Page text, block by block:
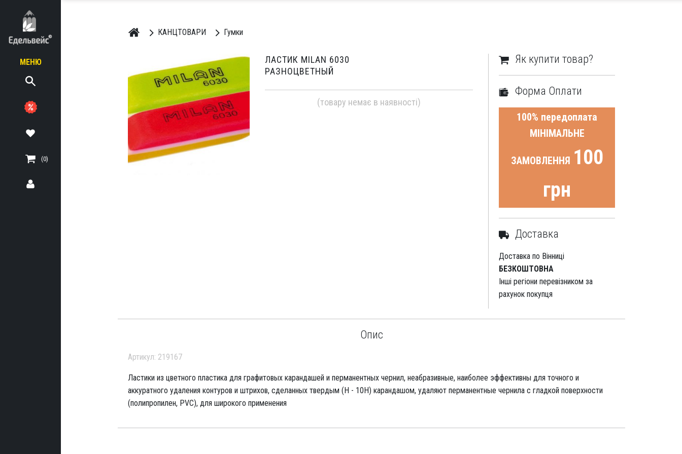
МЕНЮ
(0)
КАНЦТОВАРИ Гумки
Як купити товар?
Форма Оплати
100% передоплата
МІНІМАЛЬНЕ
ЗАМОВЛЕННЯ 100
грн
Доставка
Доставка по Вінниці
БЕЗКОШТОВНА
Інші регіони перевізником за
рахунок покупця
ЛАСТИК MILAN 6030
РАЗНОЦВЕТНЫЙ
(товару немає в наявності)
Опис
Артикул: 219167
Ластики из цветного пластика для графитовых карандашей и перманентных чернил, неабразивные, наиболее эффективны для точного и
аккуратного удаления контуров и штрихов, сделанных твердым (Н - 10Н) карандашом, удаляют перманентные чернила с гладкой поверхности
(полипропилен, PVC), для широкого применения